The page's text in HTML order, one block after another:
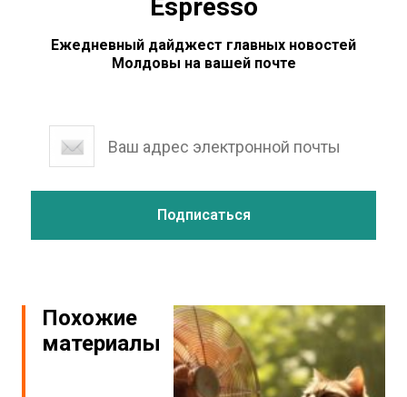
Espresso
Ежедневный дайджест главных новостей
Молдовы на вашей почте
Похожие
материалы